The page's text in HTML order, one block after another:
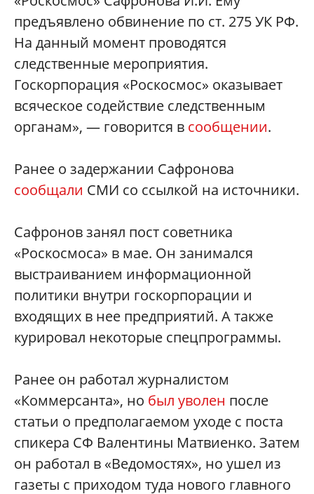
предъявлено обвинение по ст. 275 УК РФ.
На данный момент проводятся
следственные мероприятия.
Госкорпорация «Роскосмос» оказывает
всяческое содействие следственным
органам», — говорится в сообщении.
Ранее о задержании Сафронова
сообщали СМИ со ссылкой на источники.
Сафронов занял пост советника
«Роскосмоса» в мае. Он занимался
выстраиванием информационной
политики внутри госкорпорации и
входящих в нее предприятий. А также
курировал некоторые спецпрограммы.
Ранее он работал журналистом
«Коммерсанта», но был уволен после
статьи о предполагаемом уходе с поста
спикера СФ Валентины Матвиенко. Затем
он работал в «Ведомостях», но ушел из
газеты с приходом туда нового главного